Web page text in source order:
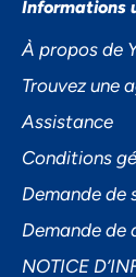
Informations
À propos de
Trouvez une
Assistance
Conditions
Demande de
Demande de
NOTICE